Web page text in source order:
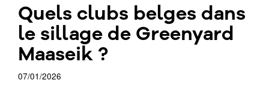
Quels clubs belges dans
le sillage de Greenyard
Maaseik ?
07/01/2026